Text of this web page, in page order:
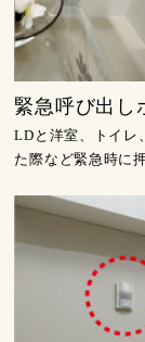
緊急呼び出し
LDと洋室、トイレ
た際など緊急時に